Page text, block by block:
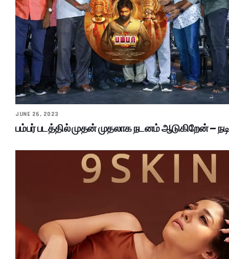
JUNE 26, 2023
பம்பர் படத்தில் முதன் முதலாக நடனம் ஆடுகிறேன் –